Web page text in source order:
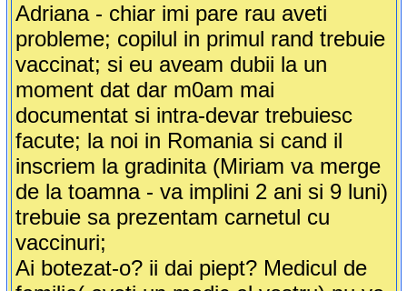
Adriana - chiar imi pare rau aveti
probleme; copilul in primul rand trebuie
vaccinat; si eu aveam dubii la un
moment dat dar m0am mai
documentat si intra-devar trebuiesc
facute; la noi in Romania si cand il
inscriem la gradinita (Miriam va merge
de la toamna - va implini 2 ani si 9 luni)
trebuie sa prezentam carnetul cu
vaccinuri;
Ai botezat-o? ii dai piept? Medicul de